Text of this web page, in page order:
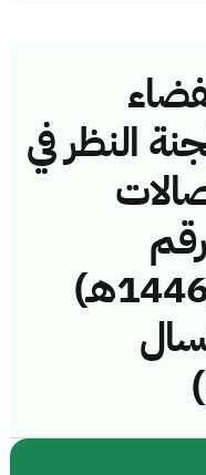
النظر في
(46114618/ق/1446هـ)